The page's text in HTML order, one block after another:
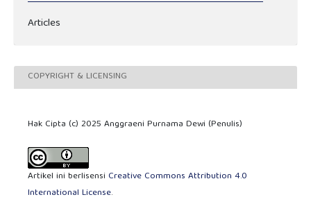
Articles
COPYRIGHT & LICENSING
Hak Cipta (c) 2025 Anggraeni Purnama Dewi (Penulis)
Artikel ini berlisensi Creative Commons Attribution 4.0
International License.